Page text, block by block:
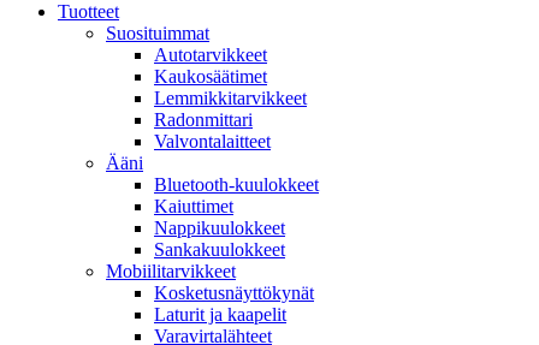
Tuotteet
Suosituimmat
Autotarvikkeet
Kaukosäätimet
Lemmikkitarvikkeet
Radonmittari
Valvontalaitteet
Ääni
Bluetooth-kuulokkeet
Kaiuttimet
Nappikuulokkeet
Sankakuulokkeet
Mobiilitarvikkeet
Kosketusnäyttökynät
Laturit ja kaapelit
Varavirtalähteet